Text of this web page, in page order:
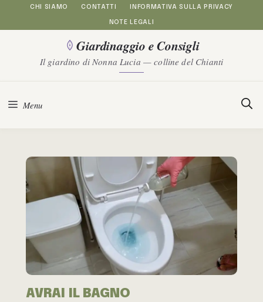
al
contenuto
CHI SIAMO CONTATTI INFORMATIVA SULLA PRIVACY
NOTE LEGALI
Giardinaggio e Consigli
Il giardino di Nonna Lucia — colline del Chianti
Menu
AVRAI IL BAGNO